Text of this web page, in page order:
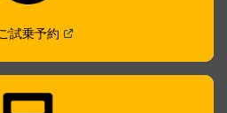
試乗予約( Open in a new window